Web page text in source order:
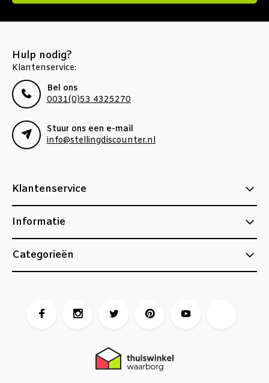
Hulp nodig?
Klantenservice:
Bel ons
0031(0)53 4325270
Stuur ons een e-mail
info@stellingdiscounter.nl
Klantenservice
Informatie
Categorieën